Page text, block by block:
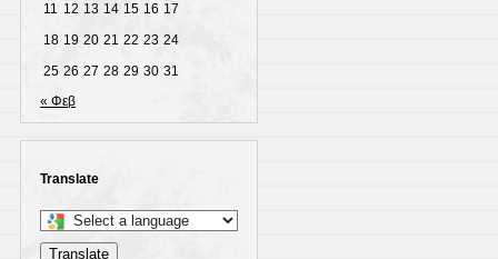
11 12 13 14 15 16 17
18 19 20 21 22 23 24
25 26 27 28 29 30 31
« Φεβ
Translate
Select
a Translate